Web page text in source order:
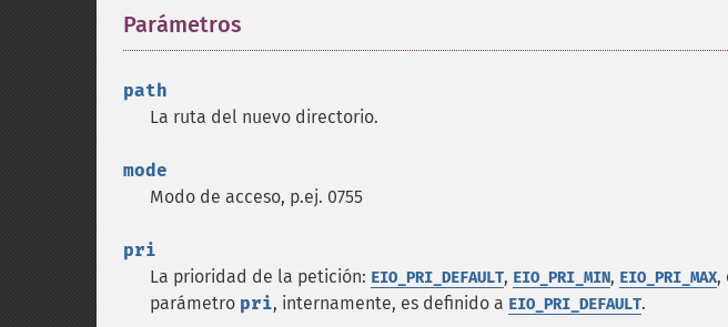
Parámetros
path
La ruta del nuevo directorio.
mode
Modo de acceso, p.ej. 0755
pri
La prioridad de la petición: EIO_PRI_DEFAULT, EIO_PRI_MIN, EIO_PRI_MAX,
parámetro pri, internamente, es definido a EIO_PRI_DEFAULT.